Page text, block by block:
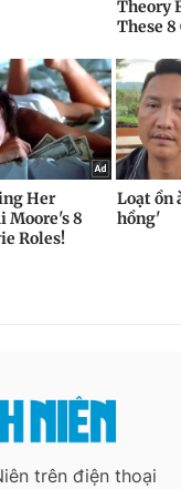
trên điện thoại